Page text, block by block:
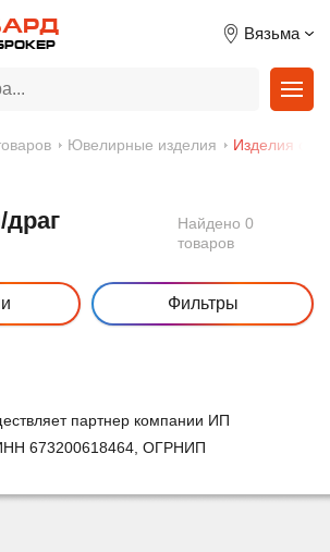
Вязьма
Ювелирные изделия Изделия с п/
Найдено 0
товаров
Фильтры
партнер компании ИП
673200618464, ОГРНИП